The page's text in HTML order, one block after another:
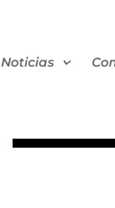
Noticias